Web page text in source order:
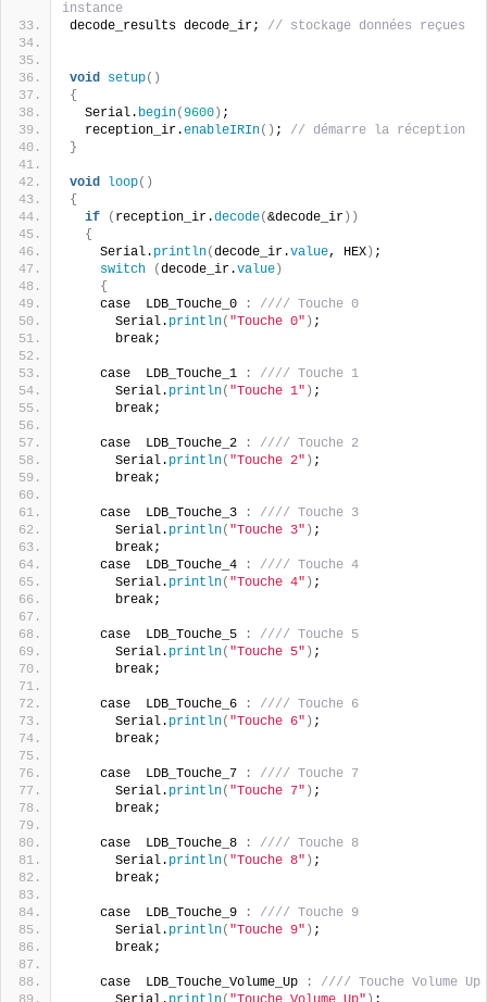
instance
decode_results decode_ir; // stockage données reçues
void setup()
{
  Serial.
begin(9600 ) ;
  reception_ir.
enableIRIn() ; // démarre la réception
}
void loop()
{
if
( reception_ir.decode(&decode_ir ))
{
    Serial.
println(decode_ir.value, HEX ) ;
switch
(decode_ir.value )
{
    case  LDB_Touche_0
:
//// Touche 0
      Serial.
println( "Touche 0" ) ;
      break;
    case  LDB_Touche_1
:
//// Touche 1
      Serial.
println( "Touche 1" ) ;
      break;
    case  LDB_Touche_2
:
//// Touche 2
      Serial.
println( "Touche 2" ) ;
      break;
    case  LDB_Touche_3
:
//// Touche 3
      Serial.
println( "Touche 3" ) ;
      break;
    case  LDB_Touche_4
:
//// Touche 4
      Serial.
println( "Touche 4" ) ;
      break;
    case  LDB_Touche_5
:
//// Touche 5
      Serial.
println( "Touche 5" ) ;
      break;
    case  LDB_Touche_6
:
//// Touche 6
      Serial.
println( "Touche 6" ) ;
      break;
    case  LDB_Touche_7
:
//// Touche 7
      Serial.
println( "Touche 7" ) ;
      break;
    case  LDB_Touche_8
:
//// Touche 8
      Serial.
println( "Touche 8" ) ;
      break;
    case  LDB_Touche_9
:
//// Touche 9
      Serial.
println( "Touche 9" ) ;
      break;
    case  LDB_Touche_Volume_Up
:
//// Touche Volume Up